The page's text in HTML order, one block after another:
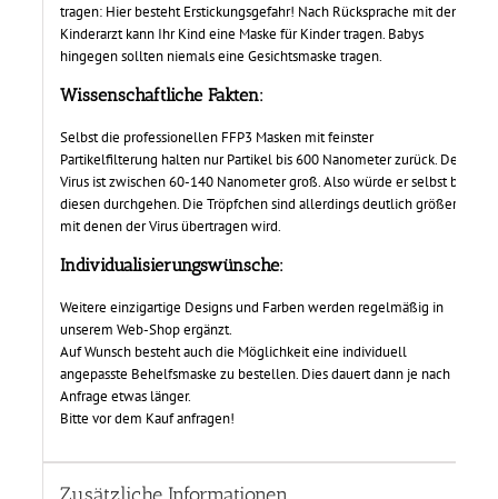
tragen: Hier besteht Erstickungsgefahr! Nach Rücksprache mit dem
Kinderarzt kann Ihr Kind eine Maske für Kinder tragen. Babys
hingegen sollten niemals eine Gesichtsmaske tragen.
Wissenschaftliche Fakten:
Selbst die professionellen FFP3 Masken mit feinster
Partikelfilterung halten nur Partikel bis 600 Nanometer zurück. Der
Virus ist zwischen 60-140 Nanometer groß. Also würde er selbst bei
diesen durchgehen. Die Tröpfchen sind allerdings deutlich größer,
mit denen der Virus übertragen wird.
Individualisierungswünsche:
Weitere einzigartige Designs und Farben werden regelmäßig in
unserem Web-Shop ergänzt.
Auf Wunsch besteht auch die Möglichkeit eine individuell
angepasste Behelfsmaske zu bestellen. Dies dauert dann je nach
Anfrage etwas länger.
Bitte vor dem Kauf anfragen!